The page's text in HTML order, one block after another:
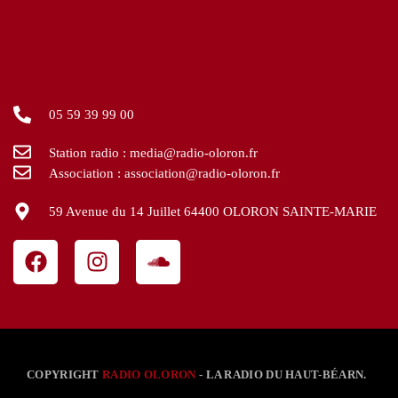
05 59 39 99 00
Station radio : media@radio-oloron.fr
Association : association@radio-oloron.fr
59 Avenue du 14 Juillet 64400 OLORON SAINTE-MARIE
COPYRIGHTRADIO OLORON - LA RADIO DU HAUT-BÉARN.